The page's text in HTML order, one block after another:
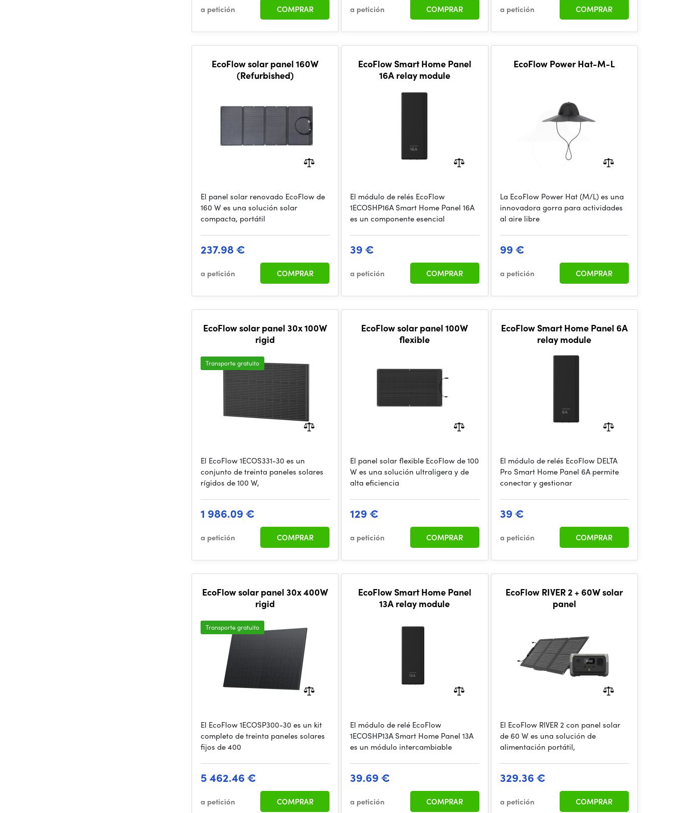
a petición COMPRAR a petición COMPRAR a petición COMPRAR
EcoFlow solar panel 160W
(Refurbished)
El panel solar renovado EcoFlow de
160 W es una solución solar
compacta, portátil
237.98 €
a petición COMPRAR
EcoFlow Smart Home Panel
16A relay module
El módulo de relés EcoFlow
1ECOSHP16A Smart Home Panel 16A
es un componente esencial
39 €
a petición COMPRAR
EcoFlow Power Hat-M-L
La EcoFlow Power Hat (M/L) es una
innovadora gorra para actividades
al aire libre
99 €
a petición COMPRAR
EcoFlow solar panel 30x 100W
rigid
Transporte gratuito
El EcoFlow 1ECOS331-30 es un
conjunto de treinta paneles solares
rígidos de 100 W,
1 986.09 €
a petición COMPRAR
EcoFlow solar panel 100W
flexible
El panel solar flexible EcoFlow de 100
W es una solución ultraligera y de
alta eficiencia
129 €
a petición COMPRAR
EcoFlow Smart Home Panel 6A
relay module
El módulo de relés EcoFlow DELTA
Pro Smart Home Panel 6A permite
conectar y gestionar
39 €
a petición COMPRAR
EcoFlow solar panel 30x 400W
rigid
Transporte gratuito
El EcoFlow 1ECOSP300-30 es un kit
completo de treinta paneles solares
fijos de 400
5 462.46 €
a petición COMPRAR
EcoFlow Smart Home Panel
13A relay module
El módulo de relé EcoFlow
1ECOSHP13A Smart Home Panel 13A
es un módulo intercambiable
39.69 €
a petición COMPRAR
EcoFlow RIVER 2 + 60W solar
panel
El EcoFlow RIVER 2 con panel solar
de 60 W es una solución de
alimentación portátil,
329.36 €
a petición COMPRAR